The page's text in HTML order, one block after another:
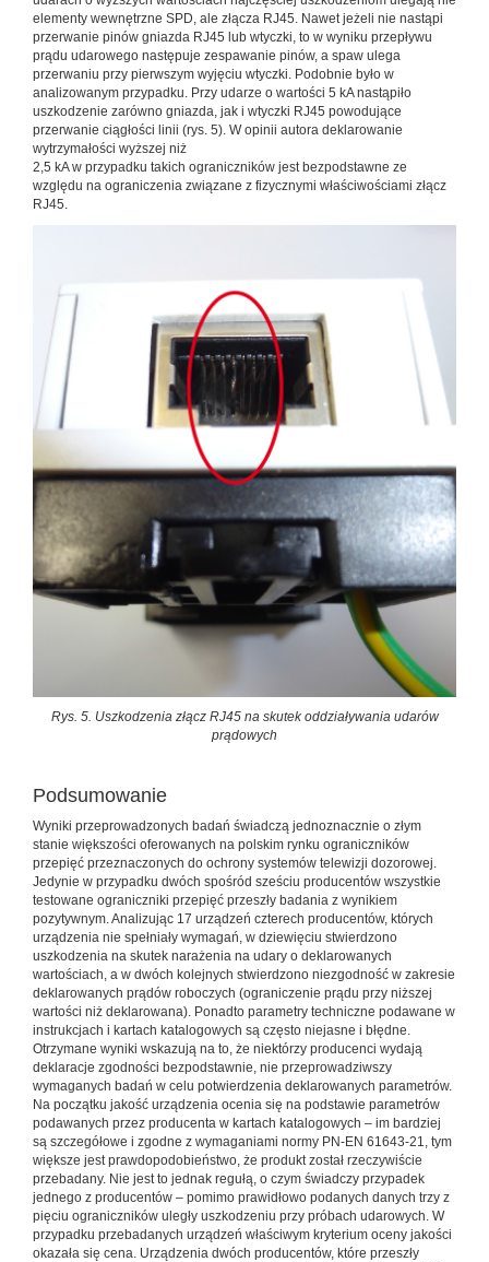
elementy wewnętrzne SPD, ale złącza RJ45. Nawet jeżeli nie nastąpi
przerwanie pinów gniazda RJ45 lub wtyczki, to w wyniku przepływu
prądu udarowego następuje zespawanie pinów, a spaw ulega
przerwaniu przy pierwszym wyjęciu wtyczki. Podobnie było w
analizowanym przypadku. Przy udarze o wartości 5 kA nastąpiło
uszkodzenie zarówno gniazda, jak i wtyczki RJ45 powodujące
przerwanie ciągłości linii (rys. 5). W opinii autora deklarowanie
wytrzymałości wyższej niż
2,5 kA w przypadku takich ograniczników jest bezpodstawne ze
względu na ograniczenia związane z fizycznymi właściwościami złącz
RJ45.
Rys. 5. Uszkodzenia złącz RJ45 na skutek oddziaływania udarów
prądowych
Podsumowanie
Wyniki przeprowadzonych badań świadczą jednoznacznie o złym
stanie większości oferowanych na polskim rynku ograniczników
przepięć przeznaczonych do ochrony systemów telewizji dozorowej.
Jedynie w przypadku dwóch spośród sześciu producentów wszystkie
testowane ograniczniki przepięć przeszły badania z wynikiem
pozytywnym. Analizując 17 urządzeń czterech producentów, których
urządzenia nie spełniały wymagań, w dziewięciu stwierdzono
uszkodzenia na skutek narażenia na udary o deklarowanych
wartościach, a w dwóch kolejnych stwierdzono niezgodność w zakresie
deklarowanych prądów roboczych (ograniczenie prądu przy niższej
wartości niż deklarowana). Ponadto parametry techniczne podawane w
instrukcjach i kartach katalogowych są często niejasne i błędne.
Otrzymane wyniki wskazują na to, że niektórzy producenci wydają
deklaracje zgodności bezpodstawnie, nie przeprowadziwszy
wymaganych badań w celu potwierdzenia deklarowanych parametrów.
Na początku jakość urządzenia ocenia się na podstawie parametrów
podawanych przez producenta w kartach katalogowych – im bardziej
są szczegółowe i zgodne z wymaganiami normy PN-EN 61643-21, tym
większe jest prawdopodobieństwo, że produkt został rzeczywiście
przebadany. Nie jest to jednak regułą, o czym świadczy przypadek
jednego z producentów – pomimo prawidłowo podanych danych trzy z
pięciu ograniczników uległy uszkodzeniu przy próbach udarowych. W
przypadku przebadanych urządzeń właściwym kryterium oceny jakości
okazała się cena. Urządzenia dwóch producentów, które przeszły